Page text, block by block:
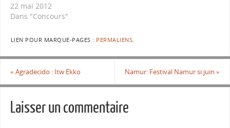
22 mai 2012
Dans "Concours"
LIEN POUR MARQUE-PAGES : PERMALIENS.
« Agradecido : Itw Ekko Namur: Festival Namur si juin»
Laisser un commentaire